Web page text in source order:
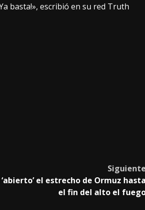
basta!», escribió en su red Truth
Siguiente
el estrecho de Ormuz hasta
el fin del alto el